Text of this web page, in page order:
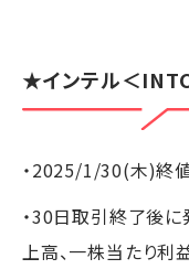
★インテル＜
・2025/1/30(木)終
・30日取引終了後
上高、一株当たり利